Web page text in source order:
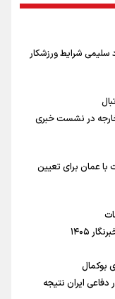
شرایط ورزشکار
خارجه در نشست خبری
با عمان برای تعیین
۱۴۰۵
بوکمال
دفاعی ایران نتیجه